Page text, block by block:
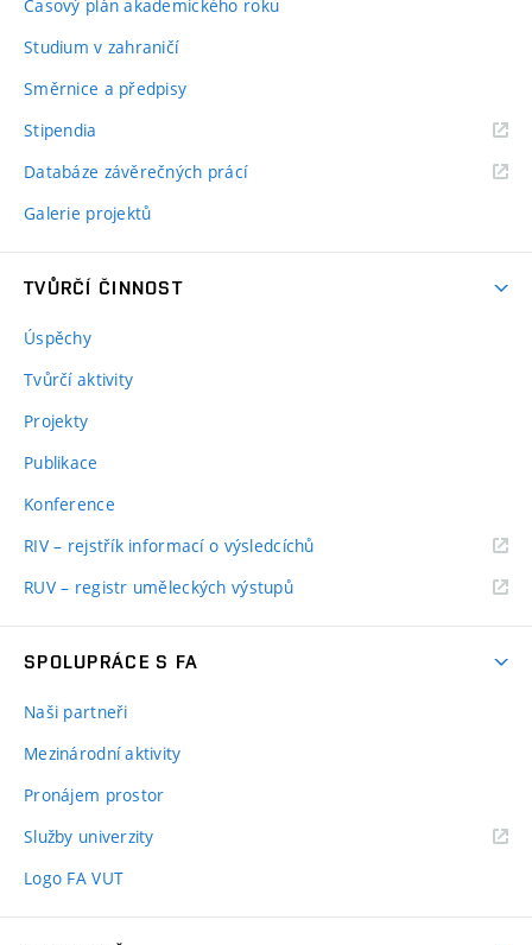
Časový plán akademického roku
Studium v zahraničí
Směrnice a předpisy
Stipendia
Databáze závěrečných prácí
Galerie projektů
TVŮRČÍ ČINNOST
Úspěchy
Tvůrčí aktivity
Projekty
Publikace
Konference
RIV – rejstřík informací o výsledcíchů
RUV – registr uměleckých výstupů
SPOLUPRÁCE S FA
Naši partneři
Mezinárodní aktivity
Pronájem prostor
Služby univerzity
Logo FA VUT